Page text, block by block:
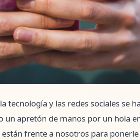
tecnología y las redes sociales se
un apretón de manos por un hola
frente a nosotros para